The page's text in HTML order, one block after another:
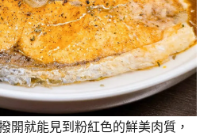
開就能見到粉紅色的鮮美肉質，